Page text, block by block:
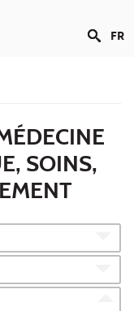
FR
SOINS,